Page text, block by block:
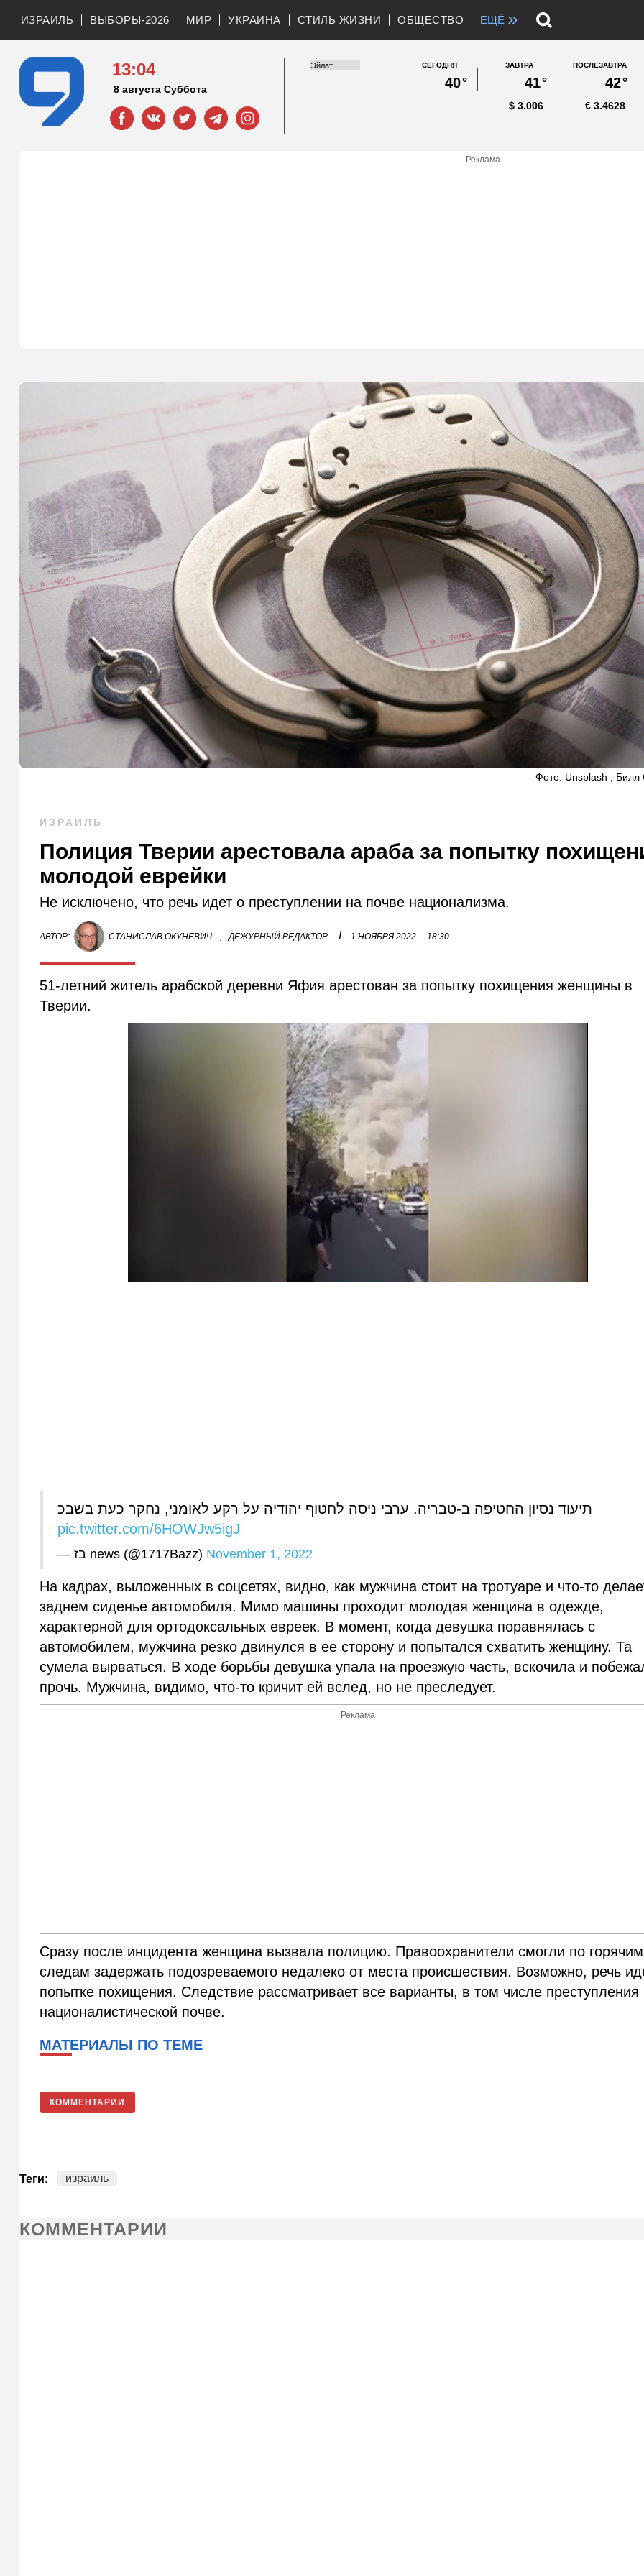
ИЗРАИЛЬ ВЫБОРЫ-2026 МИР УКРАИНА СТИЛЬ ЖИЗНИ ОБЩЕСТВО ЕЩЁ »
13:04
8 августа Суббота
СЕГОДНЯ
40°
ЗАВТРА
41°
ПОСЛЕЗАВТРА
42°
3.006
$ 3.4628
€
Реклама
Фото: Unsplash , Билл
ИЗРАИЛЬ
Полиция Тверии арестовала араба за попытку
молодой еврейки
Не исключено, что речь идет о преступлении на почве национализма.
АВТОР: СТАНИСЛАВ ОКУНЕВИЧ , ДЕЖУРНЫЙ РЕДАКТОР I 1 НОЯБРЯ 2022 18:30
51-летний житель арабской деревни Яфия арестован за попытку похищения женщины в
Тверии.
תיעוד נסיון החטיפה ב-טבריה. ערבי ניסה לחטוף יהודיה על רקע לאומני, נחקר כעת בשבכ
pic.twitter.com/6HOWJw5igJ
— בז news (@1717Bazz) November 1, 2022
На кадрах, выложенных в соцсетях, видно, как мужчина стоит на тротуаре и что-то
заднем сиденье автомобиля. Мимо машины проходит молодая женщина в одежде,
характерной для ортодоксальных евреек. В момент, когда девушка поравнялась с
автомобилем, мужчина резко двинулся в ее сторону и попытался схватить женщину. Та
сумела вырваться. В ходе борьбы девушка упала на проезжую часть, вскочила и
прочь. Мужчина, видимо, что-то кричит ей вслед, но не преследует.
Реклама
Сразу после инцидента женщина вызвала полицию. Правоохранители смогли по горячим
следам задержать подозреваемого недалеко от места происшествия. Возможно, речь
попытке похищения. Следствие рассматривает все варианты, в том числе преступления
националистической почве.
МАТЕРИАЛЫ ПО ТЕМЕ
КОММЕНТАРИИ
Теги: израиль
КОММЕНТАРИИ